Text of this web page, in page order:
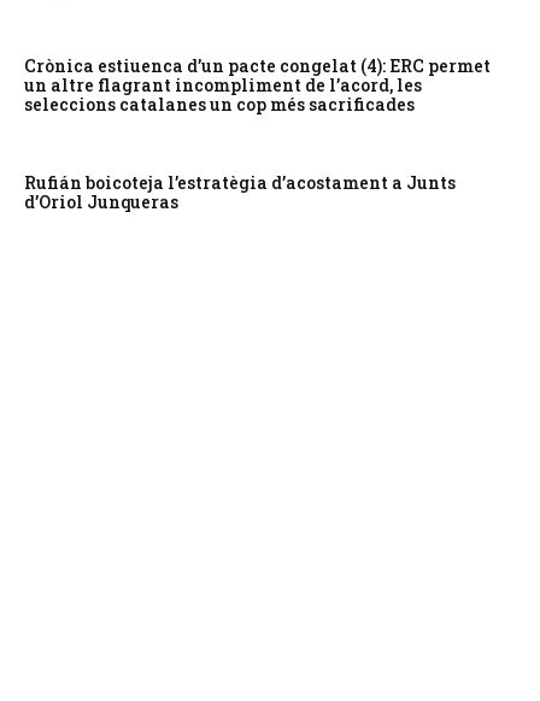
Crònica estiuenca d’un pacte congelat (4): ERC permet
un altre flagrant incompliment de l’acord, les
seleccions catalanes un cop més sacrificades
Rufián boicoteja l’estratègia d’acostament a Junts
d’Oriol Junqueras